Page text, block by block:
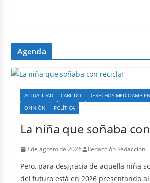
Agenda
ACTUALIDAD CABILDO DERECHOS
OPINIÓN
POLÍTICA
La niña que soñaba
3 de agosto de 2026 Redacción Redacción
Pero, para desgracia de aquella niña
del futuro está en 2026 presentando